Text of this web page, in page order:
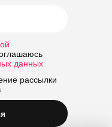
данных
рассылки